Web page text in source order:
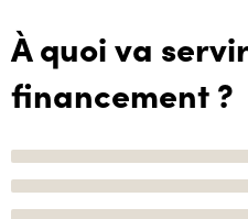
À quoi va
financement ?